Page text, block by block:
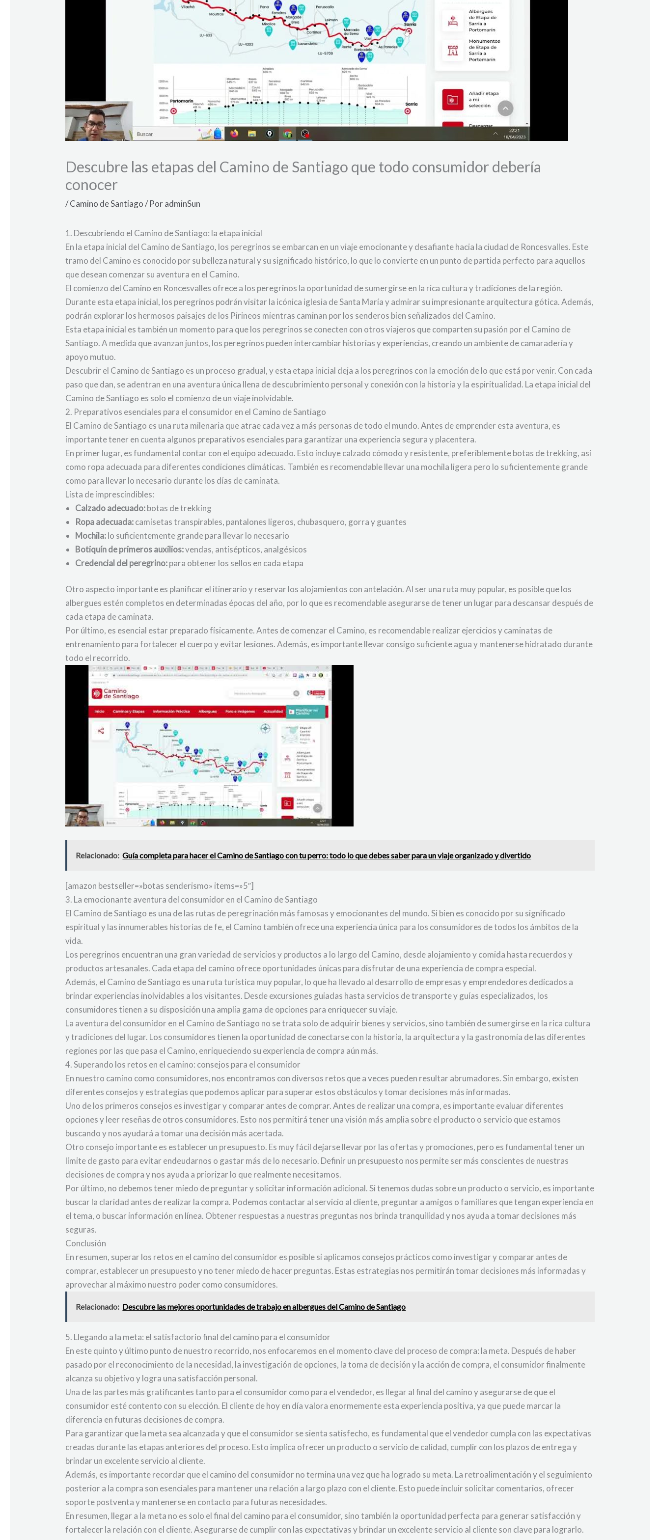
Descubre las etapas del Camino de Santiago que todo consumidor debería
conocer
/Camino de Santiago/ PoradminSun
1. Descubriendo el Camino de Santiago: la etapa inicial
En la etapa inicial del Camino de Santiago, los peregrinos se embarcan en un viaje emocionante y desafiante hacia la ciudad de Roncesvalles. Este
tramo del Camino es conocido por su belleza natural y su significado histórico, lo que lo convierte en un punto de partida perfecto para aquellos
que desean comenzar su aventura en el Camino.
El comienzo del Camino en Roncesvalles ofrece a los peregrinos la oportunidad de sumergirse en la rica cultura y tradiciones de la región.
Durante esta etapa inicial, los peregrinos podrán visitar la icónica iglesia de Santa María y admirar su impresionante arquitectura gótica. Además,
podrán explorar los hermosos paisajes de los Pirineos mientras caminan por los senderos bien señalizados del Camino.
Esta etapa inicial es también un momento para que los peregrinos se conecten con otros viajeros que comparten su pasión por el Camino de
Santiago. A medida que avanzan juntos, los peregrinos pueden intercambiar historias y experiencias, creando un ambiente de camaradería y
apoyo mutuo.
Descubrir el Camino de Santiago es un proceso gradual, y esta etapa inicial deja a los peregrinos con la emoción de lo que está por venir. Con cada
paso que dan, se adentran en una aventura única llena de descubrimiento personal y conexión con la historia y la espiritualidad. La etapa inicial del
Camino de Santiago es solo el comienzo de un viaje inolvidable.
2. Preparativos esenciales para el consumidor en el Camino de Santiago
El Camino de Santiago es una ruta milenaria que atrae cada vez a más personas de todo el mundo. Antes de emprender esta aventura, es
importante tener en cuenta algunos preparativos esenciales para garantizar una experiencia segura y placentera.
En primer lugar, es fundamental contar con el equipo adecuado. Esto incluye calzado cómodo y resistente, preferiblemente botas de trekking, así
como ropa adecuada para diferentes condiciones climáticas. También es recomendable llevar una mochila ligera pero lo suficientemente grande
como para llevar lo necesario durante los días de caminata.
Lista de imprescindibles:
Calzado adecuado:botas de trekking
Ropa adecuada:camisetas transpirables, pantalones ligeros, chubasquero, gorra y guantes
Mochila:lo suficientemente grande para llevar lo necesario
Botiquín de primeros auxilios:vendas, antisépticos, analgésicos
Credencial del peregrino:para obtener los sellos en cada etapa
Otro aspecto importante es planificar el itinerario y reservar los alojamientos con antelación. Al ser una ruta muy popular, es posible que los
albergues estén completos en determinadas épocas del año, por lo que es recomendable asegurarse de tener un lugar para descansar después de
cada etapa de caminata.
Por último, es esencial estar preparado físicamente. Antes de comenzar el Camino, es recomendable realizar ejercicios y caminatas de
entrenamiento para fortalecer el cuerpo y evitar lesiones. Además, es importante llevar consigo suficiente agua y mantenerse hidratado durante
todo el recorrido.
Relacionado: Guía completa para hacer el Camino de Santiago con tu perro: todo lo que debes saber para un viaje organizado y divertido
[amazon bestseller=»botas senderismo» items=»5″]
3. La emocionante aventura del consumidor en el Camino de Santiago
El Camino de Santiago es una de las rutas de peregrinación más famosas y emocionantes del mundo. Si bien es conocido por su significado
espiritual y las innumerables historias de fe, el Camino también ofrece una experiencia única para los consumidores de todos los ámbitos de la
vida.
Los peregrinos encuentran una gran variedad de servicios y productos a lo largo del Camino, desde alojamiento y comida hasta recuerdos y
productos artesanales. Cada etapa del camino ofrece oportunidades únicas para disfrutar de una experiencia de compra especial.
Además, el Camino de Santiago es una ruta turística muy popular, lo que ha llevado al desarrollo de empresas y emprendedores dedicados a
brindar experiencias inolvidables a los visitantes. Desde excursiones guiadas hasta servicios de transporte y guías especializados, los
consumidores tienen a su disposición una amplia gama de opciones para enriquecer su viaje.
La aventura del consumidor en el Camino de Santiago no se trata solo de adquirir bienes y servicios, sino también de sumergirse en la rica cultura
y tradiciones del lugar. Los consumidores tienen la oportunidad de conectarse con la historia, la arquitectura y la gastronomía de las diferentes
regiones por las que pasa el Camino, enriqueciendo su experiencia de compra aún más.
4. Superando los retos en el camino: consejos para el consumidor
En nuestro camino como consumidores, nos encontramos con diversos retos que a veces pueden resultar abrumadores. Sin embargo, existen
diferentes consejos y estrategias que podemos aplicar para superar estos obstáculos y tomar decisiones más informadas.
Uno de los primeros consejos es investigar y comparar antes de comprar. Antes de realizar una compra, es importante evaluar diferentes
opciones y leer reseñas de otros consumidores. Esto nos permitirá tener una visión más amplia sobre el producto o servicio que estamos
buscando y nos ayudará a tomar una decisión más acertada.
Otro consejo importante es establecer un presupuesto. Es muy fácil dejarse llevar por las ofertas y promociones, pero es fundamental tener un
límite de gasto para evitar endeudarnos o gastar más de lo necesario. Definir un presupuesto nos permite ser más conscientes de nuestras
decisiones de compra y nos ayuda a priorizar lo que realmente necesitamos.
Por último, no debemos tener miedo de preguntar y solicitar información adicional. Si tenemos dudas sobre un producto o servicio, es importante
buscar la claridad antes de realizar la compra. Podemos contactar al servicio al cliente, preguntar a amigos o familiares que tengan experiencia en
el tema, o buscar información en línea. Obtener respuestas a nuestras preguntas nos brinda tranquilidad y nos ayuda a tomar decisiones más
seguras.
Conclusión
En resumen, superar los retos en el camino del consumidor es posible si aplicamos consejos prácticos como investigar y comparar antes de
comprar, establecer un presupuesto y no tener miedo de hacer preguntas. Estas estrategias nos permitirán tomar decisiones más informadas y
aprovechar al máximo nuestro poder como consumidores.
Relacionado: Descubre las mejores oportunidades de trabajo en albergues del Camino de Santiago
5. Llegando a la meta: el satisfactorio final del camino para el consumidor
En este quinto y último punto de nuestro recorrido, nos enfocaremos en el momento clave del proceso de compra: la meta. Después de haber
pasado por el reconocimiento de la necesidad, la investigación de opciones, la toma de decisión y la acción de compra, el consumidor finalmente
alcanza su objetivo y logra una satisfacción personal.
Una de las partes más gratificantes tanto para el consumidor como para el vendedor, es llegar al final del camino y asegurarse de que el
consumidor esté contento con su elección. El cliente de hoy en día valora enormemente esta experiencia positiva, ya que puede marcar la
diferencia en futuras decisiones de compra.
Para garantizar que la meta sea alcanzada y que el consumidor se sienta satisfecho, es fundamental que el vendedor cumpla con las expectativas
creadas durante las etapas anteriores del proceso. Esto implica ofrecer un producto o servicio de calidad, cumplir con los plazos de entrega y
brindar un excelente servicio al cliente.
Además, es importante recordar que el camino del consumidor no termina una vez que ha logrado su meta. La retroalimentación y el seguimiento
posterior a la compra son esenciales para mantener una relación a largo plazo con el cliente. Esto puede incluir solicitar comentarios, ofrecer
soporte postventa y mantenerse en contacto para futuras necesidades.
En resumen, llegar a la meta no es solo el final del camino para el consumidor, sino también la oportunidad perfecta para generar satisfacción y
fortalecer la relación con el cliente. Asegurarse de cumplir con las expectativas y brindar un excelente servicio al cliente son clave para lograrlo.